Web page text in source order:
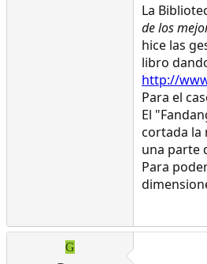
La
de los
hice las
libro
http://
Para el
El
cortada la
una parte
Para
G